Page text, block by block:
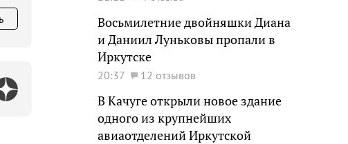
Восьмилетние двойняшки Диана
и Даниил Луньковы пропали в
Иркутске
20:37 12 отзывов
В Качуге открыли новое здание
одного из крупнейших
авиаотделений Иркутской